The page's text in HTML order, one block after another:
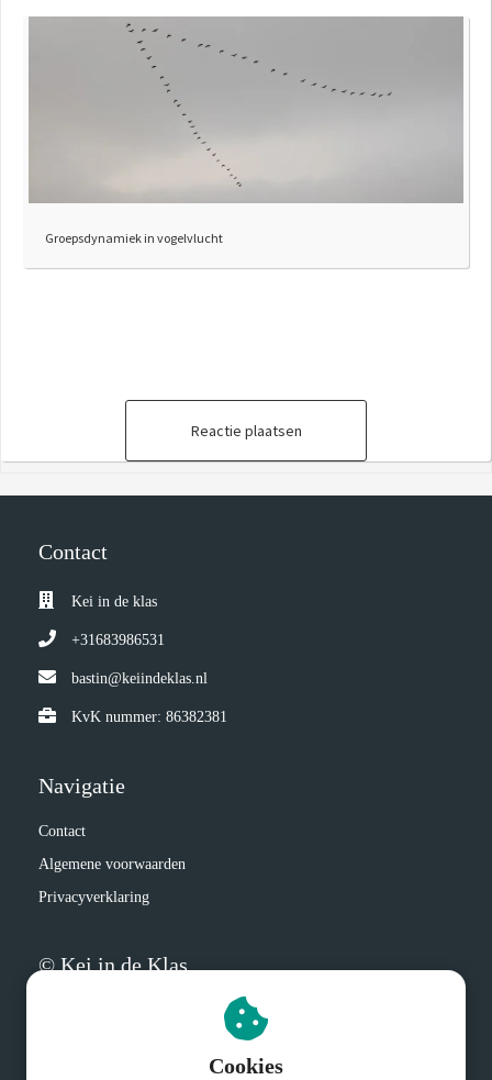
Groepsdynamiek in vogelvlucht
Reactie plaatsen
Contact
Kei in de klas
+31683986531
bastin@keiindeklas.nl
KvK nummer: 86382381
Navigatie
Contact
Algemene voorwaarden
Privacyverklaring
© Kei in de Klas
Cookies